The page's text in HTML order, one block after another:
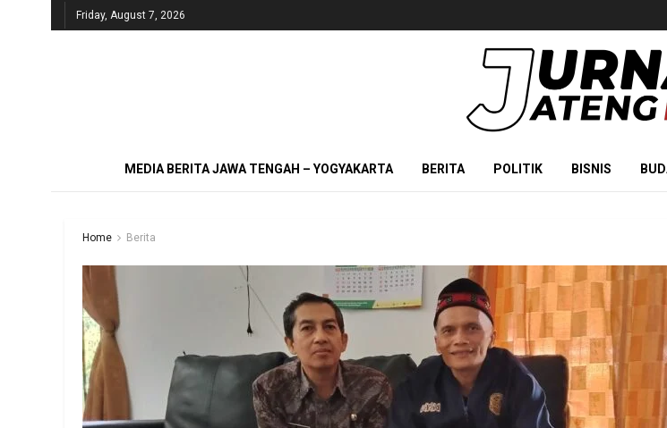
Friday, August 7, 2026
MEDIA BERITA JAWA TENGAH – YOGYAKARTA BERITA POLITIK BISNIS
Home Berita